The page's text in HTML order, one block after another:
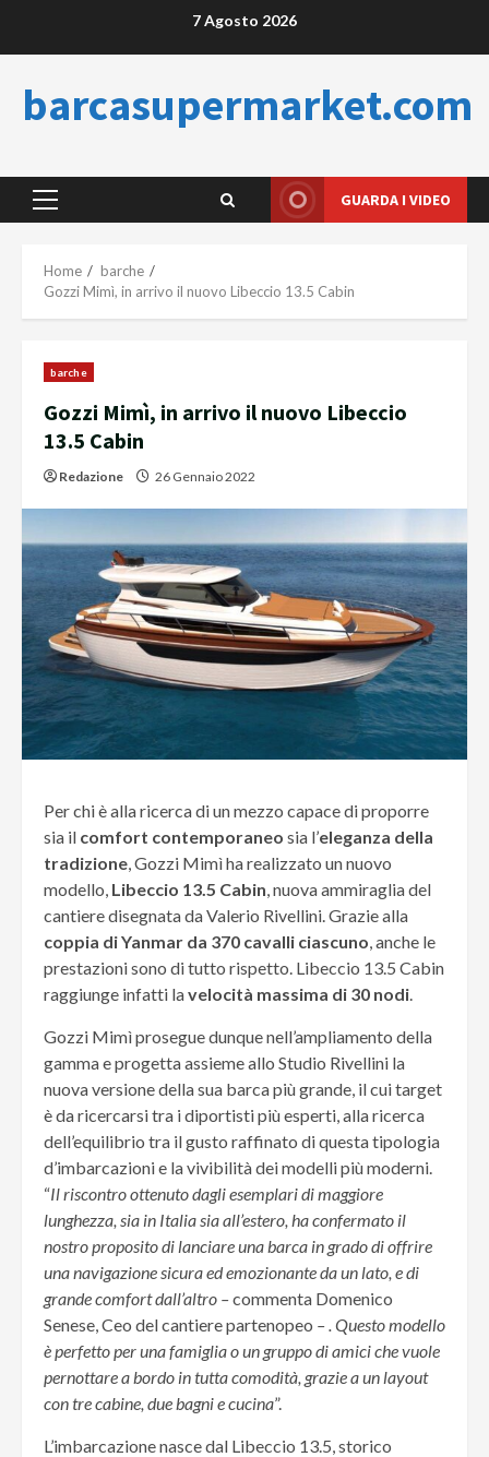
7 Agosto 2026
barcasupermarket.com
Primary
GUARDA I VIDEO
Home
barche
Gozzi Mimì, in arrivo il nuovo Libeccio 13.5 Cabin
barche
Gozzi Mimì, in arrivo il nuovo Libeccio
13.5 Cabin
Redazione 26 Gennaio 2022
Per chi è alla ricerca di un mezzo capace di proporre
sia il comfort contemporaneo sia l’eleganza della
tradizione, Gozzi Mimì ha realizzato un nuovo
modello, Libeccio 13.5 Cabin, nuova ammiraglia del
cantiere disegnata da Valerio Rivellini. Grazie alla
coppia di Yanmar da 370 cavalli ciascuno, anche le
prestazioni sono di tutto rispetto. Libeccio 13.5 Cabin
raggiunge infatti lavelocità massima di 30 nodi.
Gozzi Mimì prosegue dunque nell’ampliamento della
gamma e progetta assieme allo Studio Rivellini la
nuova versione della sua barca più grande, il cui target
è da ricercarsi tra i diportisti più esperti, alla ricerca
dell’equilibrio tra il gusto raffinato di questa tipologia
d’imbarcazioni e la vivibilità dei modelli più moderni.
“Il riscontro ottenuto dagli esemplari di maggiore
lunghezza, sia in Italia sia all’estero, ha confermato il
nostro proposito di lanciare una barca in grado di offrire
una navigazione sicura ed emozionante da un lato, e di
grande comfort dall’altro –commenta Domenico
Senese, Ceo del cantiere partenopeo – . Questo modello
è perfetto per una famiglia o un gruppo di amici che vuole
pernottare a bordo in tutta comodità, grazie a un layout
con tre cabine, due bagni e cucina”.
L’imbarcazione nasce dal Libeccio 13.5, storico